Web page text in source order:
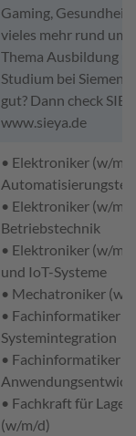
Gaming, Gesundheit
vieles mehr rund um
Thema Ausbildung
Studium bei
gut? Dann check
www.sieya.de
• Elektroniker (w/m/
• Elektroniker (w/m/
Betriebstechnik
• Elektroniker (w/m/
und IoT-Systeme
• Mechatroniker (w/
• Fachinformatiker
Systemintegration
• Fachinformatiker
• Fachkraft für
(w/m/d)